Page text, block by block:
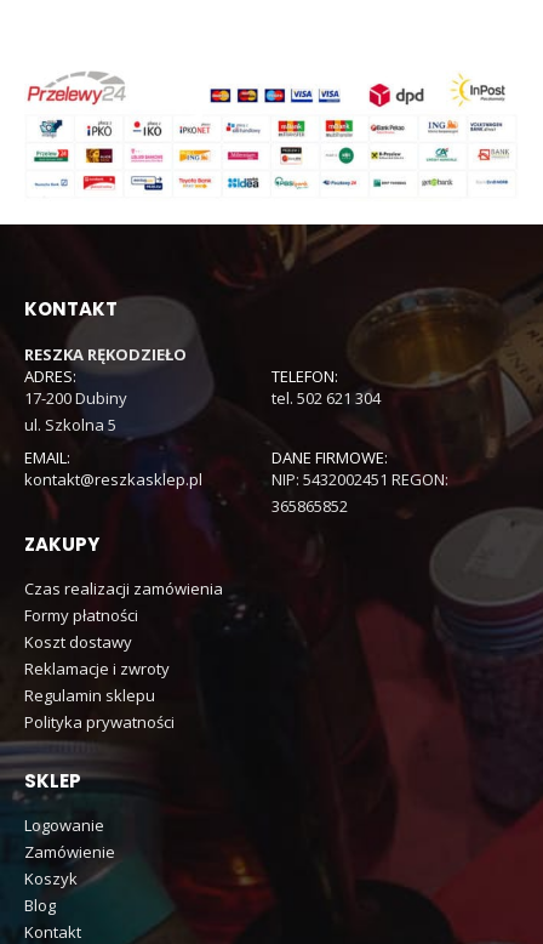
KONTAKT
RESZKA RĘKODZIEŁO
ADRES:
17-200 Dubiny
ul. Szkolna 5
TELEFON:
tel. 502 621 304
EMAIL:
kontakt@reszkasklep.pl
DANE FIRMOWE:
NIP: 5432002451 REGON:
365865852
ZAKUPY
Czas realizacji zamówienia
Formy płatności
Koszt dostawy
Reklamacje i zwroty
Regulamin sklepu
Polityka prywatności
SKLEP
Logowanie
Zamówienie
Koszyk
Blog
Kontakt